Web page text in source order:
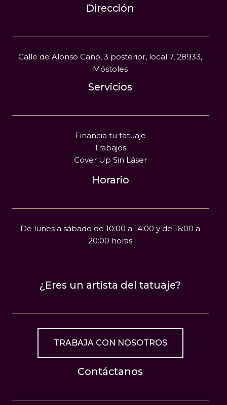
Dirección
Calle de Alonso Cano, 3 posterior, local 7, 28933,
Móstoles
Servicios
Financia tu tatuaje
Trabajos
Cover Up Sin Láser
Horario
De lunes a sábado de 10:00 a 14:00 y de 16:00 a
20:00 horas
¿Eres un artista del tatuaje?
TRABAJA CON NOSOTROS
Contáctanos